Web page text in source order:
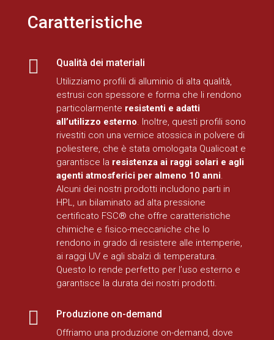
Caratteristiche
 Qualità dei materiali
Utilizziamo profili di alluminio di alta qualità,
estrusi con spessore e forma che li rendono
particolarmente resistenti e adatti
all’utilizzo esterno. Inoltre, questi profili sono
rivestiti con una vernice atossica in polvere di
poliestere, che è stata omologata Qualicoat e
garantisce la resistenza ai raggi solari e agli
agenti atmosferici per almeno 10 anni.
Alcuni dei nostri prodotti includono parti in
HPL, un bilaminato ad alta pressione
certificato FSC® che offre caratteristiche
chimiche e fisico-meccaniche che lo
rendono in grado di resistere alle intemperie,
ai raggi UV e agli sbalzi di temperatura.
Questo lo rende perfetto per l’uso esterno e
garantisce la durata dei nostri prodotti.
 Produzione on-demand
Offriamo una produzione on-demand, dove